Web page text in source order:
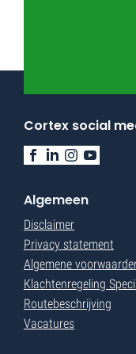
Cortex social
Algemeen
Disclaimer
Privacy statement
Algemene
Klachtenregeling
Routebeschrijving
Vacatures